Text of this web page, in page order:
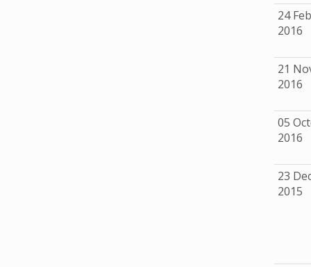
24
2016
21
2016
05
2016
23
2015